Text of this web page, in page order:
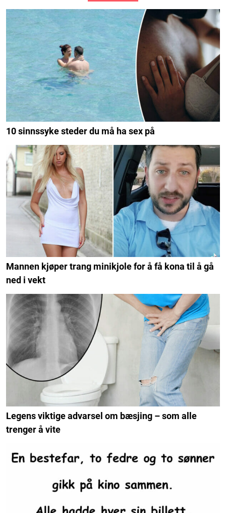
10 sinnssyke steder du må ha sex på
Mannen kjøper trang minikjole for å få kona til å gå
ned i vekt
Legens viktige advarsel om bæsjing – som alle
trenger å vite